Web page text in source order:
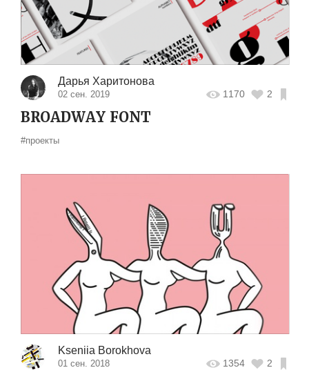
Дарья Харитонова
02 сен. 2019 1170 2
BROADWAY FONT
#проекты
Kseniia Borokhova
01 сен. 2018 1354 2